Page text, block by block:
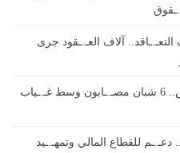
التعـ.ـاقد.. آلاف العـ.ـقود جرى
قـ.ـنبلة على منزل في ريف حمص.. 6 شبان مصـ.ـابون وسط غـ.ـياب
لسوريا.. دعـ.ـم للقطاع المالي وتمهـ.ـيد